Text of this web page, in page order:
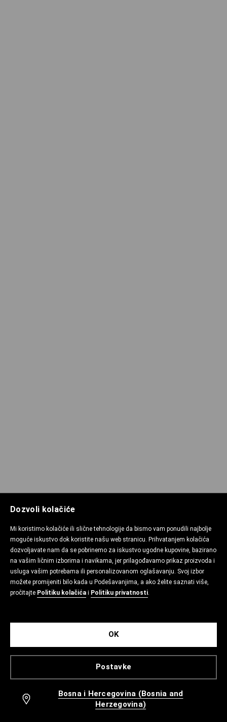
Dozvoli kolačiće
Mi koristimo kolačiće ili slične tehnologije da bismo vam ponudili najbolje
moguće iskustvo dok koristite našu web stranicu. Prihvatanjem kolačića
dozvoljavate nam da se pobrinemo za iskustvo ugodne kupovine, bazirano
na vašim ličnim izborima i navikama, jer prilagođavamo prikaz proizvoda i
usluga vašim potrebama ili personalizovanom oglašavanju. Svoj izbor
možete promijeniti bilo kada u Podešavanjima, a ako želite saznati više,
pročitajte Politiku kolačića i Politiku privatnosti.
Postavke
OK
Bosna i Hercegovina (Bosnia and
Herzegovina)